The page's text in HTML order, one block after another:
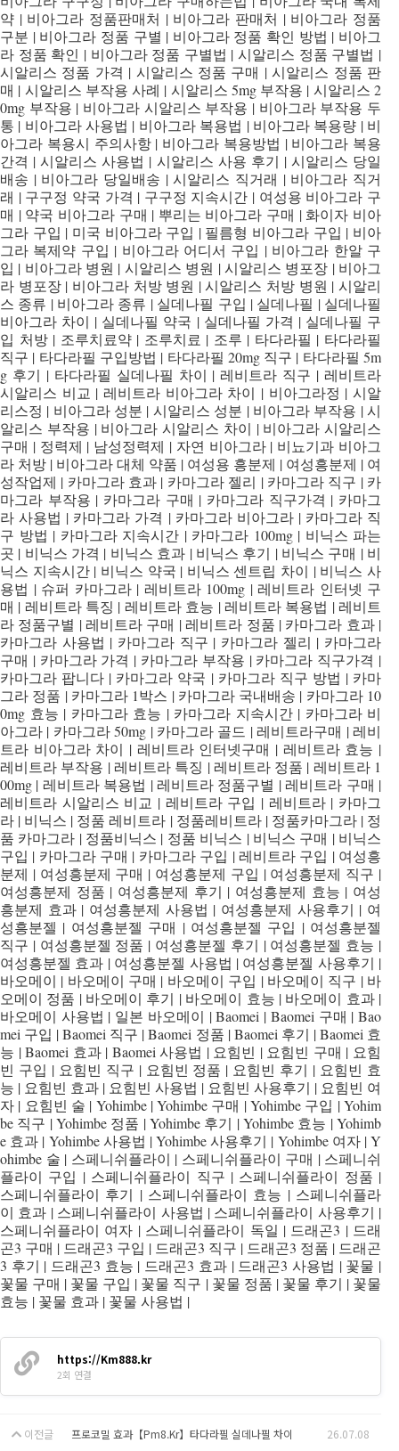
약 | 비아그라 정품판매처 | 비아그라 판매처 | 비아그라 정품
구분 | 비아그라 정품 구별 | 비아그라 정품 확인 방법 | 비아그
라 정품 확인 | 비아그라 정품 구별법 | 시알리스 정품 구별법 |
시알리스 정품 가격 | 시알리스 정품 구매 | 시알리스 정품 판
매 | 시알리스 부작용 사례 | 시알리스 5mg 부작용 | 시알리스 2
0mg 부작용 | 비아그라 시알리스 부작용 | 비아그라 부작용 두
통 | 비아그라 사용법 | 비아그라 복용법 | 비아그라 복용량 | 비
아그라 복용시 주의사항 | 비아그라 복용방법 | 비아그라 복용
간격 | 시알리스 사용법 | 시알리스 사용 후기 | 시알리스 당일
배송 | 비아그라 당일배송 | 시알리스 직거래 | 비아그라 직거
래 | 구구정 약국 가격 | 구구정 지속시간 | 여성용 비아그라 구
매 | 약국 비아그라 구매 | 뿌리는 비아그라 구매 | 화이자 비아
그라 구입 | 미국 비아그라 구입 | 필름형 비아그라 구입 | 비아
그라 복제약 구입 | 비아그라 어디서 구입 | 비아그라 한알 구
입 | 비아그라 병원 | 시알리스 병원 | 시알리스 병포장 | 비아그
라 병포장 | 비아그라 처방 병원 | 시알리스 처방 병원 | 시알리
스 종류 | 비아그라 종류 | 실데나필 구입 | 실데나필 | 실데나필
비아그라 차이 | 실데나필 약국 | 실데나필 가격 | 실데나필 구
입 처방 | 조루치료약 | 조루치료 | 조루 | 타다라필 | 타다라필
직구 | 타다라필 구입방법 | 타다라필 20mg 직구 | 타다라필 5m
g 후기 | 타다라필 실데나필 차이 | 레비트라 직구 | 레비트라
시알리스 비교 | 레비트라 비아그라 차이 | 비아그라정 | 시알
리스정 | 비아그라 성분 | 시알리스 성분 | 비아그라 부작용 | 시
알리스 부작용 | 비아그라 시알리스 차이 | 비아그라 시알리스
구매 | 정력제 | 남성정력제 | 자연 비아그라 | 비뇨기과 비아그
라 처방 | 비아그라 대체 약품 | 여성용 흥분제 | 여성흥분제 | 여
성작업제 | 카마그라 효과 | 카마그라 젤리 | 카마그라 직구 | 카
마그라 부작용 | 카마그라 구매 | 카마그라 직구가격 | 카마그
라 사용법 | 카마그라 가격 | 카마그라 비아그라 | 카마그라 직
구 방법 | 카마그라 지속시간 | 카마그라 100mg | 비닉스 파는
곳 | 비닉스 가격 | 비닉스 효과 | 비닉스 후기 | 비닉스 구매 | 비
닉스 지속시간 | 비닉스 약국 | 비닉스 센트립 차이 | 비닉스 사
용법 | 슈퍼 카마그라 | 레비트라 100mg | 레비트라 인터넷 구
매 | 레비트라 특징 | 레비트라 효능 | 레비트라 복용법 | 레비트
라 정품구별 | 레비트라 구매 | 레비트라 정품 | 카마그라 효과 |
카마그라 사용법 | 카마그라 직구 | 카마그라 젤리 | 카마그라
구매 | 카마그라 가격 | 카마그라 부작용 | 카마그라 직구가격 |
카마그라 팝니다 | 카마그라 약국 | 카마그라 직구 방법 | 카마
그라 정품 | 카마그라 1박스 | 카마그라 국내배송 | 카마그라 10
0mg 효능 | 카마그라 효능 | 카마그라 지속시간 | 카마그라 비
아그라 | 카마그라 50mg | 카마그라 골드 | 레비트라구매 | 레비
트라 비아그라 차이 | 레비트라 인터넷구매 | 레비트라 효능 |
레비트라 부작용 | 레비트라 특징 | 레비트라 정품 | 레비트라 1
00mg | 레비트라 복용법 | 레비트라 정품구별 | 레비트라 구매 |
레비트라 시알리스 비교 | 레비트라 구입 | 레비트라 | 카마그
라 | 비닉스 | 정품 레비트라 | 정품레비트라 | 정품카마그라 | 정
품 카마그라 | 정품비닉스 | 정품 비닉스 | 비닉스 구매 | 비닉스
구입 | 카마그라 구매 | 카마그라 구입 | 레비트라 구입 | 여성흥
분제 | 여성흥분제 구매 | 여성흥분제 구입 | 여성흥분제 직구 |
여성흥분제 정품 | 여성흥분제 후기 | 여성흥분제 효능 | 여성
흥분제 효과 | 여성흥분제 사용법 | 여성흥분제 사용후기 | 여
성흥분젤 | 여성흥분젤 구매 | 여성흥분젤 구입 | 여성흥분젤
직구 | 여성흥분젤 정품 | 여성흥분젤 후기 | 여성흥분젤 효능 |
여성흥분젤 효과 | 여성흥분젤 사용법 | 여성흥분젤 사용후기 |
바오메이 | 바오메이 구매 | 바오메이 구입 | 바오메이 직구 | 바
오메이 정품 | 바오메이 후기 | 바오메이 효능 | 바오메이 효과 |
바오메이 사용법 | 일본 바오메이 | Baomei | Baomei 구매 | Bao
mei 구입 | Baomei 직구 | Baomei 정품 | Baomei 후기 | Baomei 효
능 | Baomei 효과 | Baomei 사용법 | 요힘빈 | 요힘빈 구매 | 요힘
빈 구입 | 요힘빈 직구 | 요힘빈 정품 | 요힘빈 후기 | 요힘빈 효
능 | 요힘빈 효과 | 요힘빈 사용법 | 요힘빈 사용후기 | 요힘빈 여
자 | 요힘빈 술 | Yohimbe | Yohimbe 구매 | Yohimbe 구입 | Yohim
be 직구 | Yohimbe 정품 | Yohimbe 후기 | Yohimbe 효능 | Yohimb
e 효과 | Yohimbe 사용법 | Yohimbe 사용후기 | Yohimbe 여자 | Y
ohimbe 술 | 스페니쉬플라이 | 스페니쉬플라이 구매 | 스페니쉬
플라이 구입 | 스페니쉬플라이 직구 | 스페니쉬플라이 정품 |
스페니쉬플라이 후기 | 스페니쉬플라이 효능 | 스페니쉬플라
이 효과 | 스페니쉬플라이 사용법 | 스페니쉬플라이 사용후기 |
스페니쉬플라이 여자 | 스페니쉬플라이 독일 | 드래곤3 | 드래
곤3 구매 | 드래곤3 구입 | 드래곤3 직구 | 드래곤3 정품 | 드래곤
3 후기 | 드래곤3 효능 | 드래곤3 효과 | 드래곤3 사용법 | 꽃물 |
꽃물 구매 | 꽃물 구입 | 꽃물 직구 | 꽃물 정품 | 꽃물 후기 | 꽃물
효능 | 꽃물 효과 | 꽃물 사용법 |
https://Km888.kr
2회 연결
이전글 프로코밀 효과【Pm8.Kr】타다라필 실데나필 차이 26.07.08